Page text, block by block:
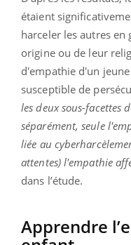
étaient
harceler les autres
origine ou de leur
d'empathie d'un
susceptible de
les deux sous-facettes
séparément, seule
liée au
attentes) l'empathie
dans l’étude.
Apprendre